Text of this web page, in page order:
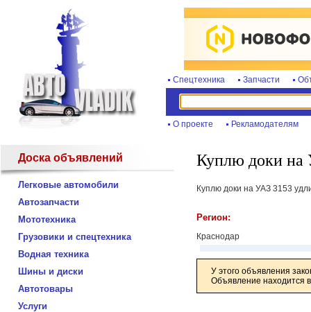
Спецтехника Запчасти
О проекте Рекламодателям
Доска объявлений
Легковые автомобили
Автозапчасти
Мототехника
Грузовики и спецтехника
Водная техника
Шины и диски
Автотовары
Услуги
Куплю доки на
Куплю доки на УАЗ 3153
Регион:
Краснодар
У этого объявления
Объявление находится